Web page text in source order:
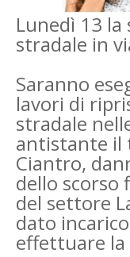
Lunedì 13
stradale in
Saranno
lavori di
stradale
antistante il
Ciantro,
dello scorso
del settore
dato
effettuare la